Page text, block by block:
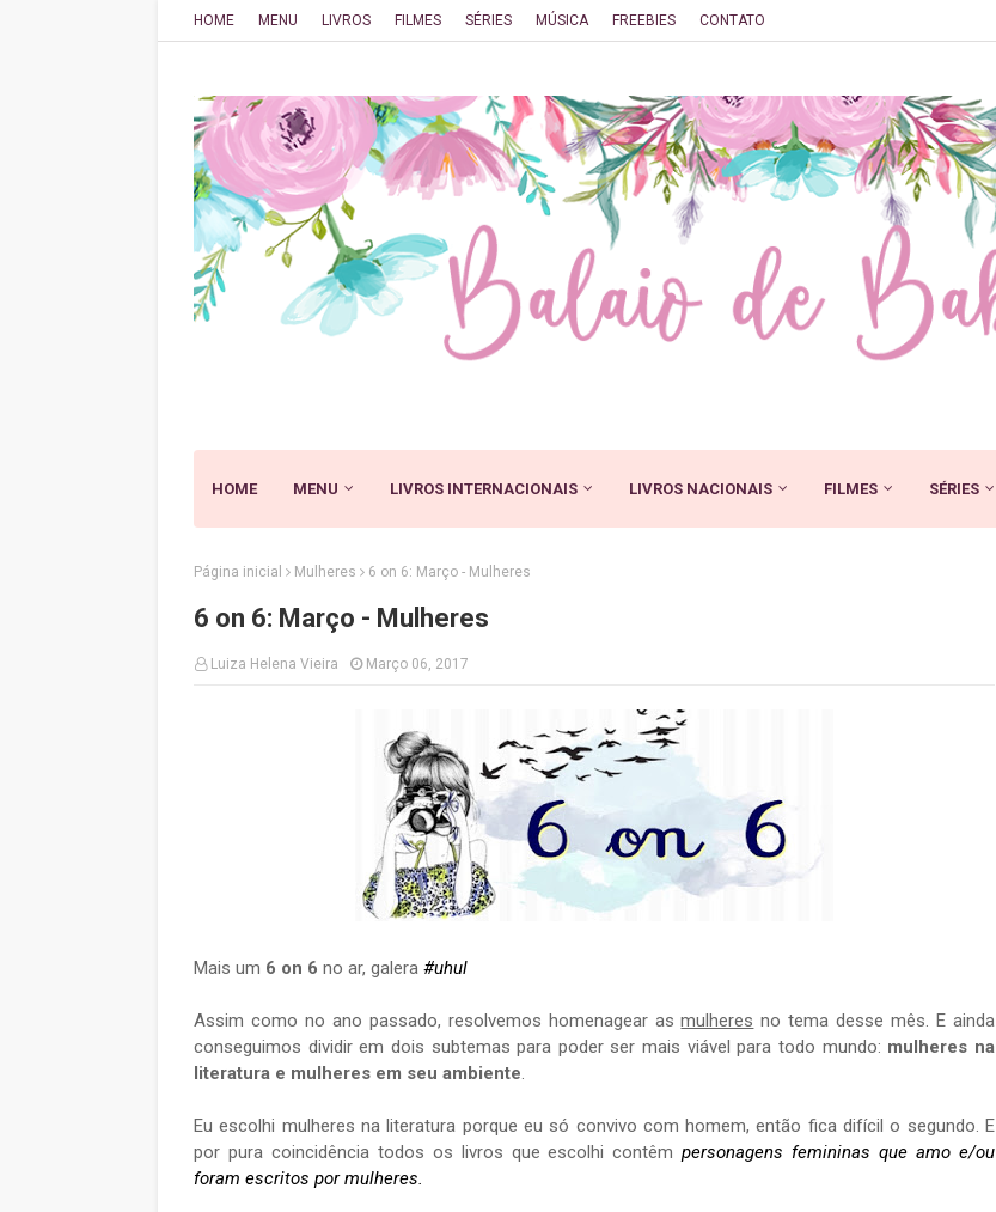
HOME MENU LIVROS FILMES SÉRIES MÚSICA FREEBIES CONTATO
HOME MENU LIVROS INTERNACIONAIS LIVROS NACIONAIS FILMES SÉRIES
Página inicial Mulheres 6 on 6: Março - Mulheres
6 on 6: Março - Mulheres
Luiza Helena Vieira Março 06, 2017
Mais um 6 on 6 no ar, galera #uhul
Assim como no ano passado, resolvemos homenagear asmulheres no tema desse mês. E ainda
conseguimos dividir em dois subtemas para poder ser mais viável para todo mundo: mulheres na
literatura e mulheres em seu ambiente.
Eu escolhi mulheres na literatura porque eu só convivo com homem, então fica difícil o segundo. E
por pura coincidência todos os livros que escolhi contêmpersonagens femininas que amo e/ou
foram escritos por mulheres.